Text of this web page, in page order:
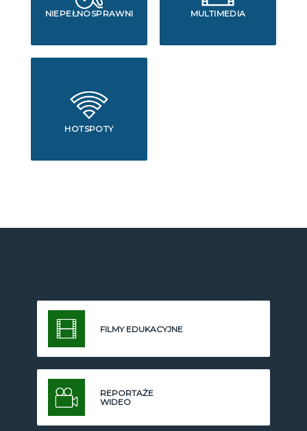
NIEPEŁNOSPRAWNI MULTIMEDIA
HOTSPOTY
FILMY EDUKACYJNE
REPORTAŻE
WIDEO